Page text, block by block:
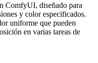
ComfyUI, diseñado para
y color especificados.
uniforme que pueden
en varias tareas de